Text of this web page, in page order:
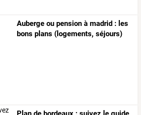
Auberge ou pension à madrid : les
bons plans (logements, séjours)